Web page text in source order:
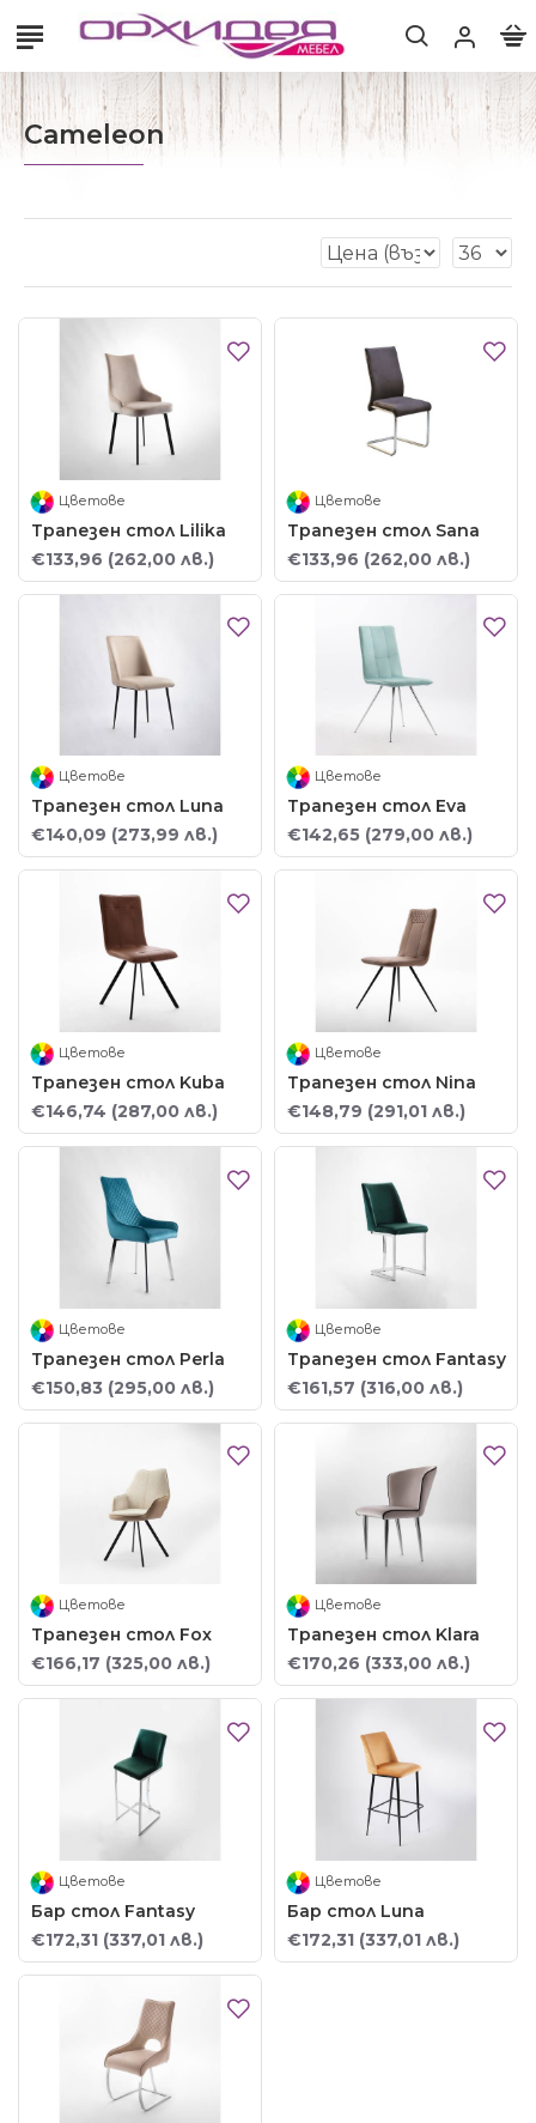
Cameleon
Цветове
Трапезен стол Lilika
€133,96 (262,00 лв.)
Цветове
Трапезен стол Sana
€133,96 (262,00 лв.)
Цветове
Трапезен стол Luna
€140,09 (273,99 лв.)
Цветове
Трапезен стол Eva
€142,65 (279,00 лв.)
Цветове
Трапезен стол Kuba
€146,74 (287,00 лв.)
Цветове
Трапезен стол Nina
€148,79 (291,01 лв.)
Цветове
Трапезен стол Perla
€150,83 (295,00 лв.)
Цветове
Трапезен стол Fantasy
€161,57 (316,00 лв.)
Цветове
Трапезен стол Fox
€166,17 (325,00 лв.)
Цветове
Трапезен стол Klara
€170,26 (333,00 лв.)
Цветове
Бар стол Fantasy
€172,31 (337,01 лв.)
Цветове
Бар стол Luna
€172,31 (337,01 лв.)